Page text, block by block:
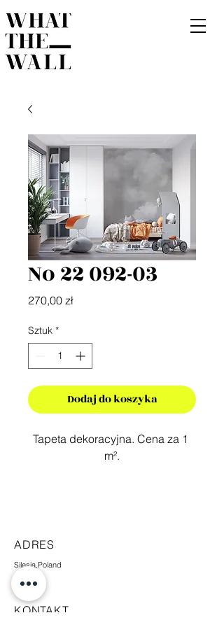
No 22 092-03
270,00 złCena
Sztuk *
Dodaj do koszyka
Tapeta dekoracyjna. Cena za 1
m².
ADRES
Silesia,Poland
KONTAKT